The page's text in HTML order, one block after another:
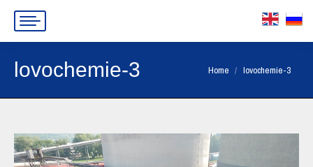
lovochemie-3 You are here:
Home lovochemie-3